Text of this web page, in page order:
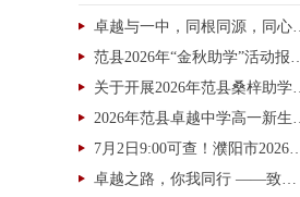
到的不仅仅是良性竞争，更有一系列见
空间里突然冒出大量语气相似的匿名差
评，家长群聊中被“热心人”拉进群、转
私人账户伪装成家长发抖音
卓越与一中，同根同源，同心同行，未来可期！
范县2026年“金秋助学”活动报名开始了
关于开展2026年范县桑梓助学的通知
2026年范县卓越中学高一新生缴费报到通知
7月2日9:00可查！濮阳市2026年中考文化课成绩查询通道→
卓越之路，你我同行 ——致小学毕业生家长的一封信